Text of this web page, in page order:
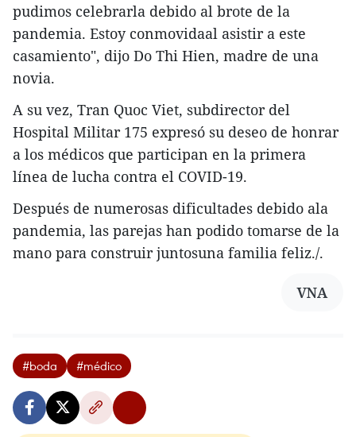
pudimos celebrarla debido al brote de la
pandemia. Estoy conmovidaal asistir a este
casamiento", dijo Do Thi Hien, madre de una
novia.
A su vez, Tran Quoc Viet, subdirector del
Hospital Militar 175 expresó su deseo de honrar
a los médicos que participan en la primera
línea de lucha contra el COVID-19.
Después de numerosas dificultades debido ala
pandemia, las parejas han podido tomarse de la
mano para construir juntosuna familia feliz./.
VNA
#boda #médico